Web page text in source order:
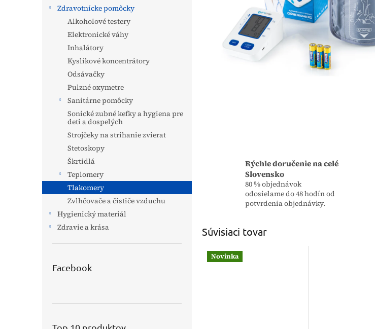
Zdravotnícke pomôcky
Alkoholové testery
Elektronické váhy
Inhalátory
Kyslíkové koncentrátory
Odsávačky
Pulzné oxymetre
Sanitárne pomôcky
Sonické zubné kefky a hygiena pre
deti a dospelých
Strojčeky na strihanie zvierat
Stetoskopy
Škrtidlá
Teplomery
Tlakomery
Zvlhčovače a čističe vzduchu
Hygienický materiál
Zdravie a krása
Facebook
Rýchle doručenie na celé
Slovensko
80 % objednávok
odosielame do 48 hodín od
potvrdenia objednávky.
Súvisiaci tovar
Novinka